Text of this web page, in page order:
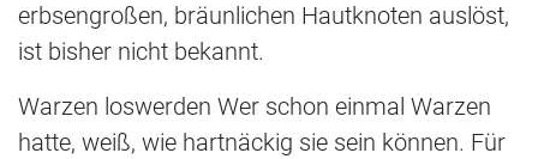
erbsengroßen, bräunlichen Hautknoten auslöst,
ist bisher nicht bekannt.
Warzen loswerden Wer schon einmal Warzen
hatte, weiß, wie hartnäckig sie sein können. Für